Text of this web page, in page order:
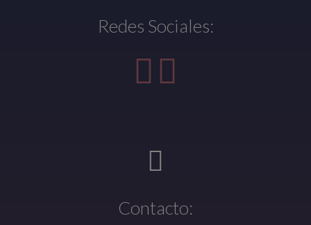
Redes Sociales:
Contacto: